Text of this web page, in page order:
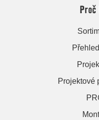
Proč
Projektové